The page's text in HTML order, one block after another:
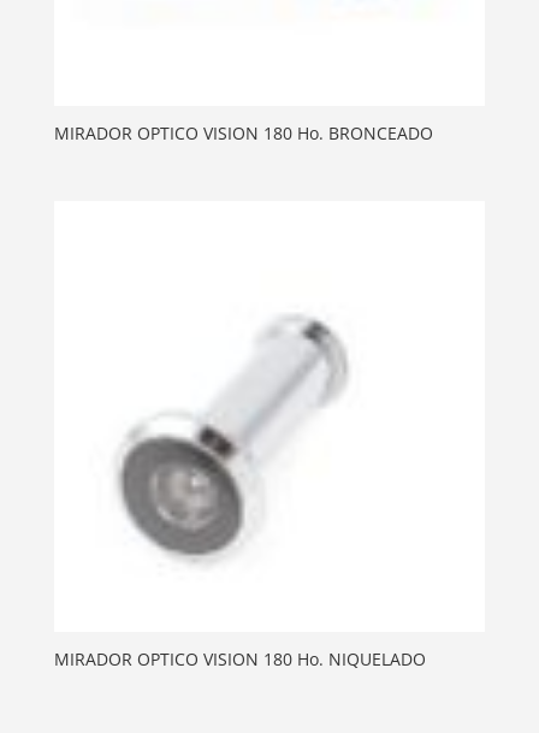
MIRADOR OPTICO VISION 180 Ho. BRONCEADO
MIRADOR OPTICO VISION 180 Ho. NIQUELADO